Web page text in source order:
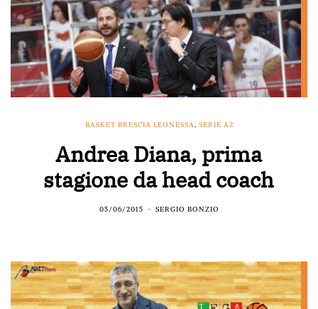
BASKET BRESCIA LEONESSA, SERIE A2
Andrea Diana, prima
stagione da head coach
05/06/2015 SERGIO BONZIO